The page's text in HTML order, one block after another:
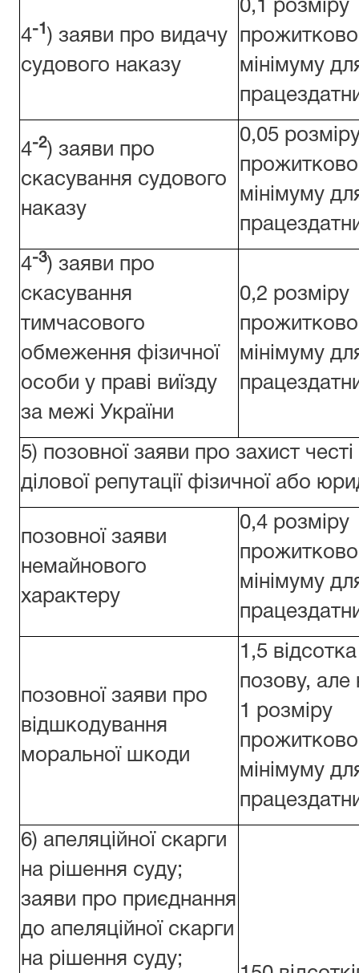
4-1 ) заяви про видачу
судового наказу
0,1 розміру
мінімуму
4-2) заяви про
скасування судового
наказу
0,05
мінімуму
4-3) заяви про
скасування
тимчасового
обмеження фізичної
особи у праві виїзду
за межі України
0,2 розміру
мінімуму
5) позовної заяви про захист честі
ділової репутації фізичної або
позовної заяви
немайнового
характеру
0,4 розміру
мінімуму
позовної заяви про
відшкодування
моральної шкоди
1,5
позову,
1 розміру
мінімуму
6) апеляційної скарги
на рішення суду;
заяви про приєднання
до апеляційної скарги
на рішення суду;